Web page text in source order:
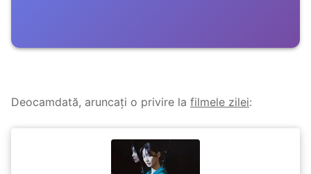
Deocamdată, aruncați o privire la filmele zilei: